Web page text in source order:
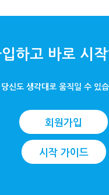
하고 바로 시
당신도 생각대로 움직일 수 있습
회원가입
시작 가이드